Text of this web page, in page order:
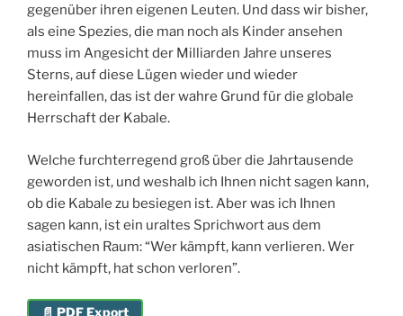
gegenüber ihren eigenen Leuten. Und dass wir bisher,
als eine Spezies, die man noch als Kinder ansehen
muss im Angesicht der Milliarden Jahre unseres
Sterns, auf diese Lügen wieder und wieder
hereinfallen, das ist der wahre Grund für die globale
Herrschaft der Kabale.
Welche furchterregend groß über die Jahrtausende
geworden ist, und weshalb ich Ihnen nicht sagen kann,
ob die Kabale zu besiegen ist. Aber was ich Ihnen
sagen kann, ist ein uraltes Sprichwort aus dem
asiatischen Raum: “Wer kämpft, kann verlieren. Wer
nicht kämpft, hat schon verloren”.
📄 PDF Export